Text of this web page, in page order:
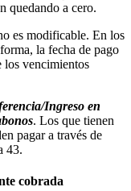
quedando a cero.
es modificable. En los
la fecha de pago
los vencimientos
Ingreso en
. Los que tienen
pagar a través de
43.
cobrada